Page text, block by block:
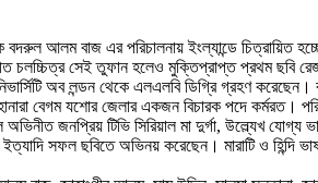
আলম বাজ এর পরিচালনায় ইংল্যান্ডে
চলচ্চিত্র সেই তুফান হলেও মুক্তিপ্রাপ্ত প্রথম ছবি
অব লন্ডন থেকে এলএলবি ডিগ্রি গ্রহণ করেছেন।
বেগম যশোর জেলার একজন বিচারক পদে কর্মরত।
জনপ্রিয় টিভি সিরিয়াল মা দুর্গা, উল্ল্যেখ
সফল ছবিতে অভিনয় করেছেন। মারাটি ও হিন্দি